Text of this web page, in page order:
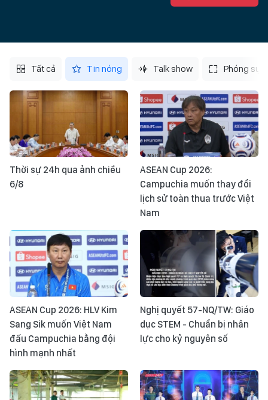
Tất cả Tin nóng Talk show Phóng sự
Thời sự 24h qua ảnh chiều
6/8
ASEAN Cup 2026:
Campuchia muốn thay đổi
lịch sử toàn thua trước Việt
Nam
ASEAN Cup 2026: HLV Kim
Sang Sik muốn Việt Nam
đấu Campuchia bằng đội
hình mạnh nhất
Nghị quyết 57-NQ/TW: Giáo
dục STEM - Chuẩn bị nhân
lực cho kỷ nguyên số